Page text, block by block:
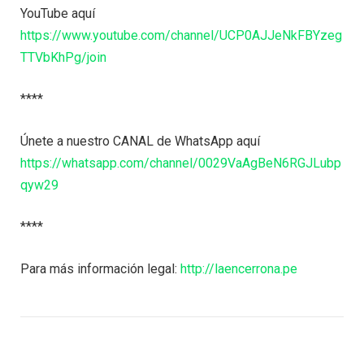
YouTube aquí
https://www.youtube.com/channel/UCP0AJJeNkFBYzeg
TTVbKhPg/join
****
Únete a nuestro CANAL de WhatsApp aquí
https://whatsapp.com/channel/0029VaAgBeN6RGJLubp
qyw29
****
Para más información legal: http://laencerrona.pe